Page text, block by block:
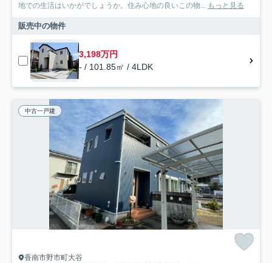
地での生活はいかがでしょうか。住み心地の良いこの物... もっと見る
販売中の物件
3,198万円
- / 101.85㎡ / 4LDK
中古一戸建
香南市野市町大谷